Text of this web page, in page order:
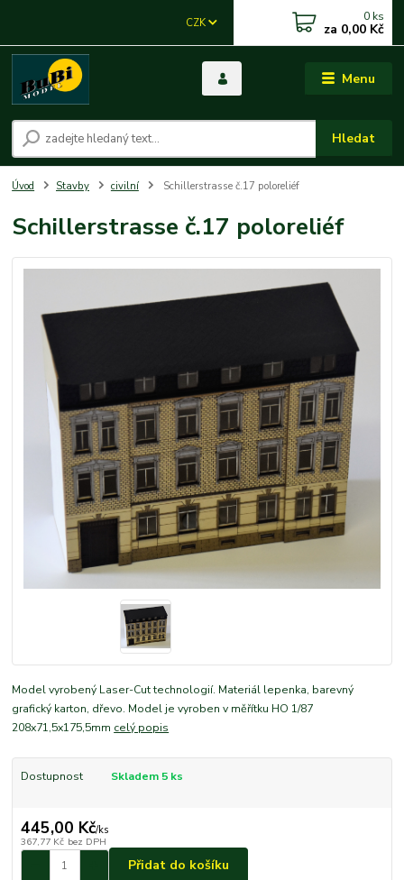
Menu
CZK
Hledat
0 ks
za 0,00 Kč
Úvod Stavby civilní Schillerstrasse č.17 poloreliéf
Schillerstrasse č.17 poloreliéf
Model vyrobený Laser-Cut technologií. Materiál lepenka, barevný
grafický karton, dřevo. Model je vyroben v měřítku HO 1/87
208x71,5x175,5mm celý popis
Dostupnost Skladem 5 ks
445,00 Kč/ks
367,77 Kč bez DPH
Přidat do košíku